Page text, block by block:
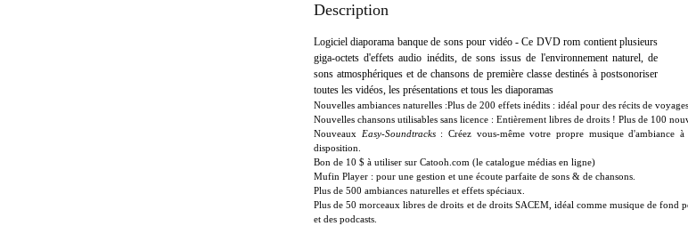
Description
Logiciel diaporama banque de sons pour vidéo - Ce DVD rom contient plusieurs
giga-octets d'effets audio inédits, de sons issus de l'environnement naturel, de
sons atmosphériques et de chansons de première classe destinés à postsonoriser
toutes les vidéos, les présentations et tous les diaporamas
Nouvelles ambiances naturelles :Plus de 200 effets inédits : idéal pour des récits de
Nouvelles chansons utilisables sans licence : Entièrement libres de droits ! Plus de 100
Nouveaux
Easy-Soundtracks: Créez vous-même votre propre musique d'ambiance
disposition.
Bon de 10 $ à utiliser sur Catooh.com (le catalogue médias en ligne)
Mufin Player : pour une gestion et une écoute parfaite de sons & de chansons.
Plus de 500 ambiances naturelles et effets spéciaux.
Plus de 50 morceaux libres de droits et de droits SACEM, idéal comme musique de fond
et des podcasts.